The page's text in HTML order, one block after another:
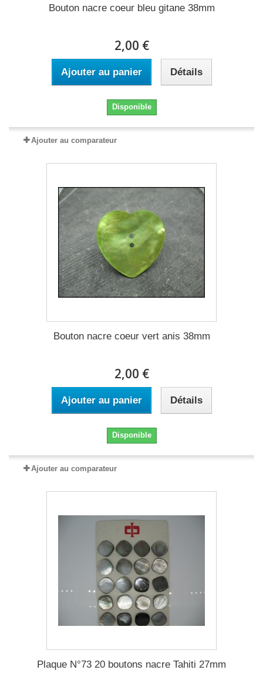
Bouton nacre coeur bleu gitane 38mm
2,00 €
Ajouter au panier Détails
Disponible
Ajouter au comparateur
Bouton nacre coeur vert anis 38mm
2,00 €
Ajouter au panier Détails
Disponible
Ajouter au comparateur
Plaque N°73 20 boutons nacre Tahiti 27mm